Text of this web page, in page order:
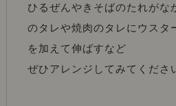
ひるぜんやきそばのたれがな
のタレや焼肉のタレにウスタ
を加えて伸ばすなど
ぜひアレンジしてみてくださ